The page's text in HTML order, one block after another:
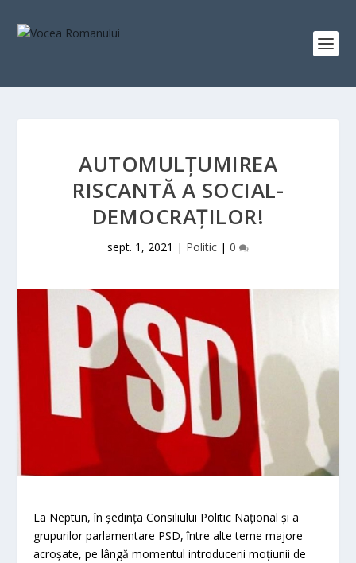
AUTOMULŢUMIREA
RISCANTĂ A SOCIAL-
DEMOCRAŢILOR!
sept. 1, 2021 | Politic | 0
La Neptun, în şedinţa Consiliului Politic Naţional şi a
grupurilor parlamentare PSD, între alte teme majore
acroşate, pe lângă momentul introducerii moţiunii de